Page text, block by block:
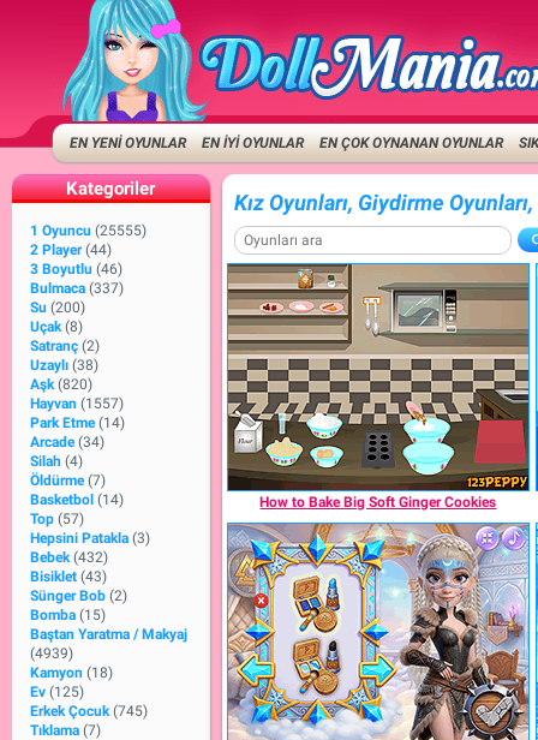
EN YENİ OYUNLAR EN İYİ OYUNLAR EN ÇOK OYNANAN OYUNLAR
Kategoriler
1 Oyuncu (25555)
2 Player (44)
3 Boyutlu (46)
Bulmaca (337)
Su (200)
Uçak (8)
Satranç (2)
Uzaylı (38)
Aşk (820)
Hayvan (1557)
Park Etme (14)
Arcade (34)
Silah (4)
Öldürme (7)
Basketbol (14)
Top (57)
Hepsini Patakla (3)
Bebek (432)
Bisiklet (43)
Sünger Bob (2)
Bomba (15)
Baştan Yaratma / Makyaj
(4939)
Kamyon (18)
Ev (125)
Erkek Çocuk (745)
Tıklama (7)
Kız Oyunları, Giydirme
How to Bake Big Soft Ginger Cookies